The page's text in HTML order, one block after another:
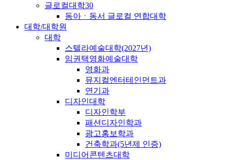
글로컬대학30
동아ㆍ동서 글로컬 연합대학
대학/대학원
대학
스텔라예술대학(2027년)
임권택영화예술대학
영화과
뮤지컬엔터테인먼트과
연기과
디자인대학
디자인학부
패션디자인학과
광고홍보학과
건축학과(5년제 인증)
미디어콘텐츠대학